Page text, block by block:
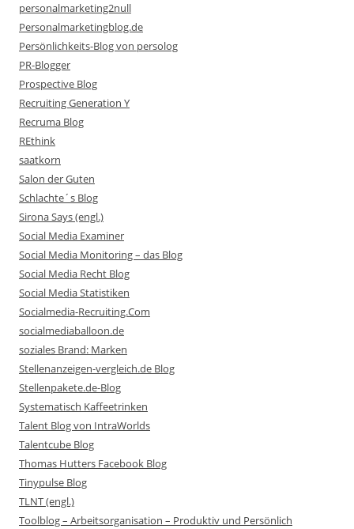
personalmarketing2null
Personalmarketingblog.de
Persönlichkeits-Blog von persolog
PR-Blogger
Prospective Blog
Recruiting Generation Y
Recruma Blog
REthink
saatkorn
Salon der Guten
Schlachte´s Blog
Sirona Says (engl.)
Social Media Examiner
Social Media Monitoring – das Blog
Social Media Recht Blog
Social Media Statistiken
Socialmedia-Recruiting.Com
socialmediaballoon.de
soziales Brand: Marken
Stellenanzeigen-vergleich.de Blog
Stellenpakete.de-Blog
Systematisch Kaffeetrinken
Talent Blog von IntraWorlds
Talentcube Blog
Thomas Hutters Facebook Blog
Tinypulse Blog
TLNT (engl.)
Toolblog – Arbeitsorganisation – Produktiv und Persönlich